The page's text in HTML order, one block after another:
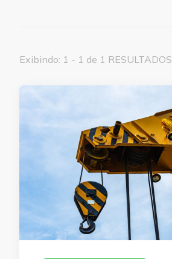
Exibindo: 1 - 1 de 1 RESULTADOS